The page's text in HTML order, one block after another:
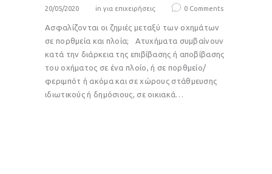
20/05/2020 inγια επιχειρήσεις 0 Comments
Ασφαλίζονται οι ζημιές μεταξύ των οχημάτων
σε πορθμεία και πλοία; Ατυχήματα συμβαίνουν
κατά την διάρκεια της επιβίβασης ή αποβίβασης
του οχήματος σε ένα πλοίο, ή σε πορθμείο/
φεριμπότ ή ακόμα και σε χώρους στάθμευσης
ιδιωτικούς ή δημόσιους, σε οικιακά…